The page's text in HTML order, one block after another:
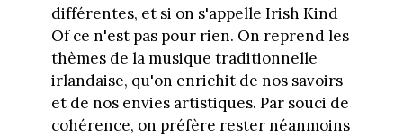
différentes, et si on s'appelle Irish Kind
Of ce n'est pas pour rien. On reprend les
thèmes de la musique traditionnelle
irlandaise, qu'on enrichit de nos savoirs
et de nos envies artistiques. Par souci de
cohérence, on préfère rester néanmoins